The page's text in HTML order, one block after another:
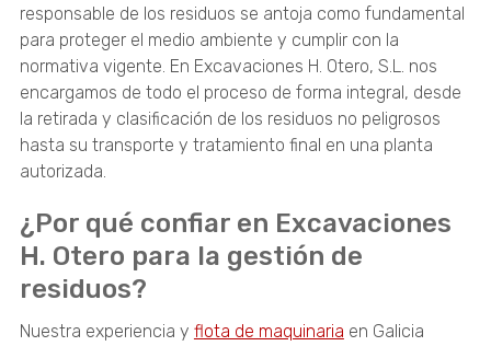
responsable de los residuos se antoja como fundamental
para proteger el medio ambiente y cumplir con la
normativa vigente. En Excavaciones H. Otero, S.L. nos
encargamos de todo el proceso de forma integral, desde
la retirada y clasificación de los residuos no peligrosos
hasta su transporte y tratamiento final en una planta
autorizada.
¿Por qué confiar en Excavaciones
H. Otero para la gestión de
residuos?
Nuestra experiencia y flota de maquinaria en Galicia